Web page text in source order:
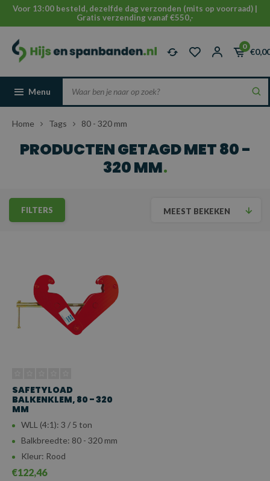
Voor 13:00 besteld, dezelfde dag verzonden (mits op voorraad) |
Gratis verzending vanaf €550,-
0
Menu
Home Tags 80 - 320 mm
PRODUCTEN GETAGD MET 80 -
320 MM
FILTERS MEEST BEKEKEN
SAFETYLOAD
BALKENKLEM, 80 - 320
MM
WLL (4:1): 3 / 5 ton
Balkbreedte: 80 - 320 mm
Kleur: Rood
€122,46